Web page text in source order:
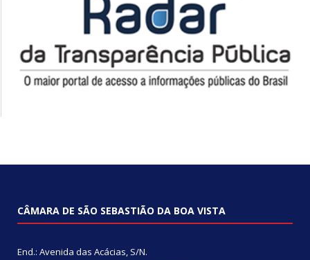
CÂMARA DE SÃO SEBASTIÃO DA BOA VISTA
End.: Avenida das Acácias, S/N.